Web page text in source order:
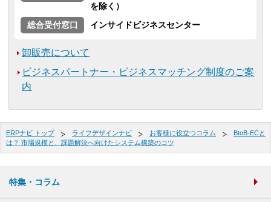
を除く）
総合受付窓口
インサイドビジネスセンター
卸販売について
ビジネスパートナー・ビジネスマッチング制度のご案
内
ERPナビ トップ ライフデザインナビ お客様に役立つコラム
BtoB-ECと
は？ 市場規模と、課題解決へ向けたシステム構築のコツ
特集・コラム